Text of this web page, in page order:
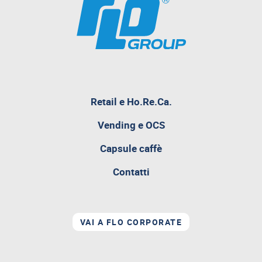
Retail e Ho.Re.Ca.pagina
Vending e OCS
Capsule caffè
Contatti
VAI A FLO CORPORATE